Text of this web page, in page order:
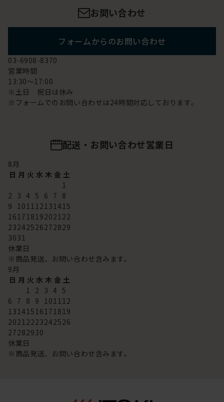
お問い合わせ
フォームからのお問い合わせ
03-6908-8370
営業時間
13:30～17:00
※土日 祝日は休み
※フォームでのお問い合わせは24時間対応しております。
配送・お問い合わせ営業日
8月
日 月 火 水 木 金 土
1
2 3 4 5 6 7 8
9 101112131415
16171819202122
23242526272829
3031
休業日
※商品発送、お問い合わせ含みます。
9月
日 月 火 水 木 金 土
1 2 3 4 5
6 7 8 9 101112
13141516171819
20212223242526
27282930
休業日
※商品発送、お問い合わせ含みます。